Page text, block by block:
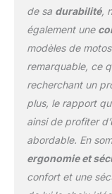
de sa durabilité,
également une
modèles de
remarquable, ce
recherchant un
plus, le rapport
ainsi de profiter
abordable. En
ergonomie et
confort et une